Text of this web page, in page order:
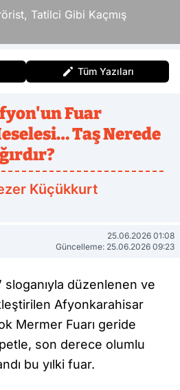
Tatilci Gibi Kaçmış
Tüm Yazıları
Fuar
Taş Nerede
Küçükkurt
25.06.2026 01:08
Güncelleme: 25.06.2026 09:23
sloganıyla düzenlenen ve
Afyonkarahisar
Mermer Fuarı geride
son derece olumlu
bu yılki fuar.